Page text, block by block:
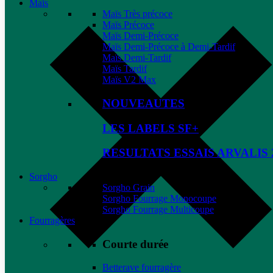
Maïs
Maïs Très précoce
Maïs Précoce
Maïs Demi-Précoce
Maïs Demi-Précoce à Demi-Tardif
Maïs Demi-Tardif
Maïs Tardif
Maïs V2 Max
NOUVEAUTES
LES LABELS SF+
RESULTATS ESSAIS ARVALIS
Sorgho
Sorgho Grain
Sorgho Fourrage Monocoupe
Sorgho Fourrage Multicoupe
Fourragères
Courte durée
Betterave fourragère